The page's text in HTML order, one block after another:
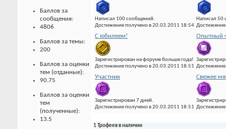
Баллов за
сообщения:
4806
Баллов за темы:
200
Баллов за оценки
тем (отданные):
90.75
Баллов за оценки
тем
(полученные):
13.5
Написал 100 сообщений.
Достижение получено в 20.03.2011 18:54
Написал 50
С юбилеем!
Зарегистрирован на форуме больше года!
Достижение получено в 20.03.2011 18:51
Опытный
Участник
Зарегистрирован 7 дней.
Достижение получено в 20.03.2011 18:51
Свежее
1 Трофеев в наличии